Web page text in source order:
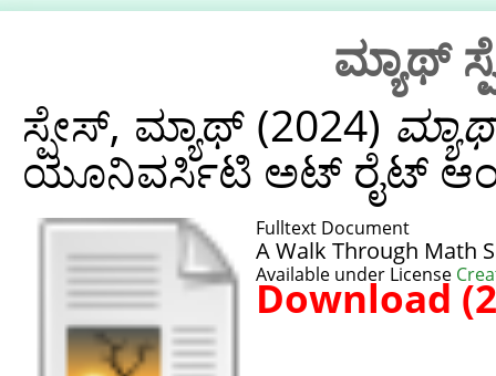
ಮ್ಯಾಥ್
ಸ್ಪೇಸ್, ಮ್ಯಾಥ್(2024)
ಯೂನಿವರ್ಸಿಟಿ ಅಟ್‌ ರೈಟ್‌
Fulltext Document
A Walk Through Math
Available under License
Download